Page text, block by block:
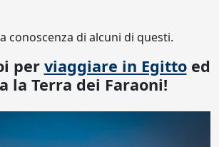
conoscenza di alcuni di questi.
per viaggiare in Egittoed
la Terra dei Faraoni!